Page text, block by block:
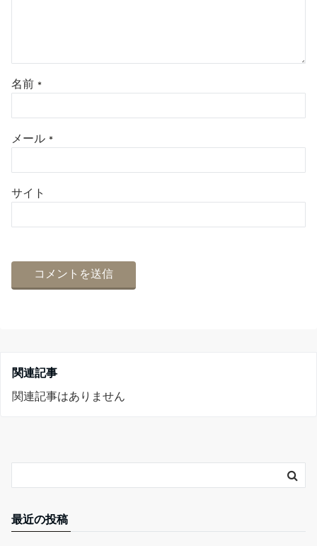
名前 *
メール *
サイト
関連記事
関連記事はありません
最近の投稿